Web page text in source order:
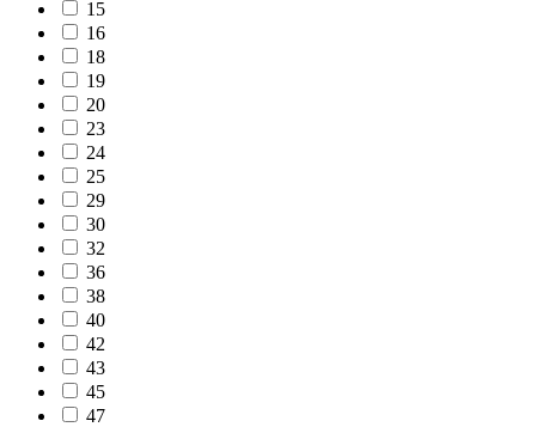
15
16
18
19
20
23
24
25
29
30
32
36
38
40
42
43
45
47